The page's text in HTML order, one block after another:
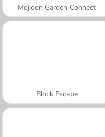
Mojicon Garden Connect
Block Escape